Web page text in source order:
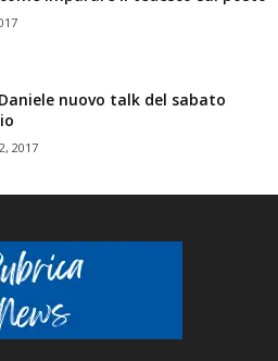
nuovo talk del sabato
2017